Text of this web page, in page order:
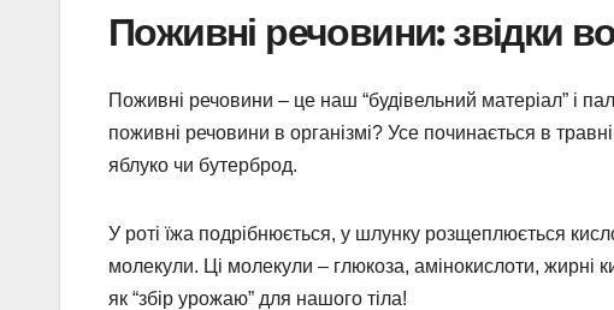
Поживні речовини: звідки
Поживні речовини – це наш “будівельний матеріал” і
поживні речовини в організмі? Усе починається в
яблуко чи бутерброд.
У роті їжа подрібнюється, у шлунку розщеплюється
молекули. Ці молекули – глюкоза, амінокислоти, жирні
як “збір урожаю” для нашого тіла!